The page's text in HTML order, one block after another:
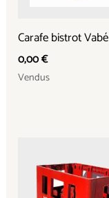
Carafe bistrot Vabé
0,00€
Vendus